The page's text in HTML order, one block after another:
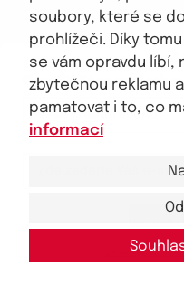
soubory, které se
prohlížeči. Díky
se vám opravdu líbí,
zbytečnou reklamu
pamatovat i to, co
informací
Staňte se naším
Jsme
Obchodní podmínky
Sleva 100 Kč na první nákup
Zásady